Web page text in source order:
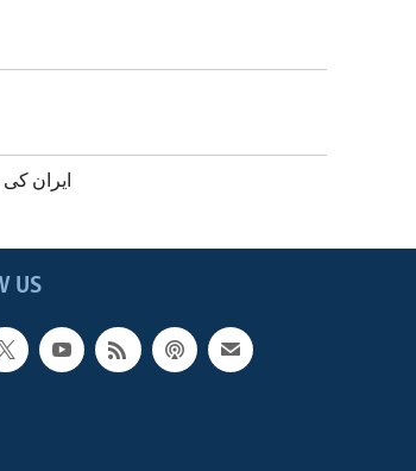
ایران
US